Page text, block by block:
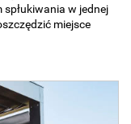
spłukiwania w jednej
miejsce